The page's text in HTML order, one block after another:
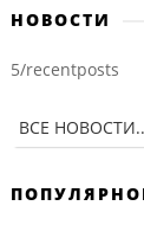
НОВОСТИ
5/recentposts
ВСЕ